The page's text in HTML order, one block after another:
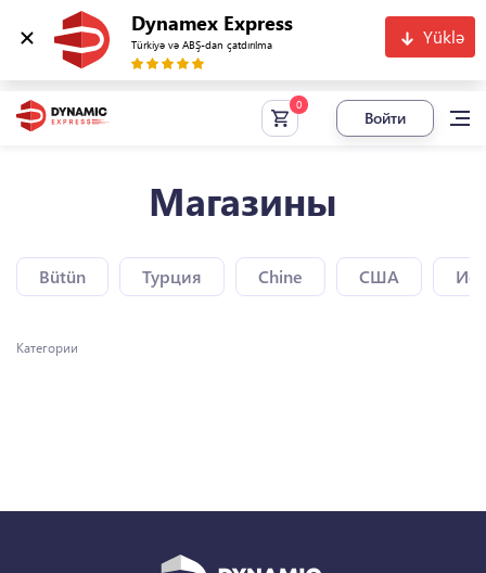
Dynamex Express
Türkiyə və ABŞ-dan çatdırılma Yüklə
Войти
Магазины
Bütün Турция Chine США
Категории